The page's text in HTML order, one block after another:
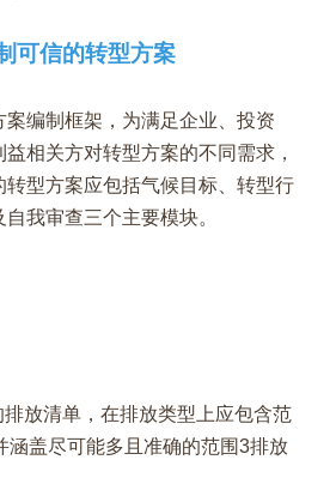
可信的转型方案
编制框架，为满足企业、投资
相关方对转型方案的不同需求，
型方案应包括气候目标、转型行
我审查三个主要模块。
放清单，在排放类型上应包含范
涵盖尽可能多且准确的范围3排放